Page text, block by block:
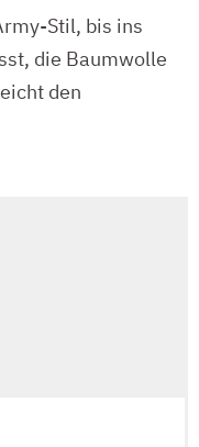
Stil, bis ins
die Baumwolle
den